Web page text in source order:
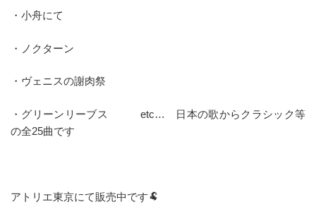
・小舟にて
・ノクターン
・ヴェニスの謝肉祭
・グリーンリーブス etc… 日本の歌からクラシック等
の全25曲です
アトリエ東京にて販売中です🐏